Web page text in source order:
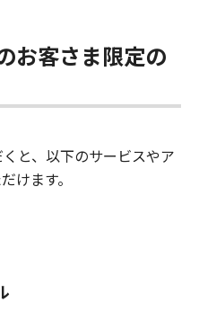
お客さま限定の
くと、以下のサービスやア
けます。